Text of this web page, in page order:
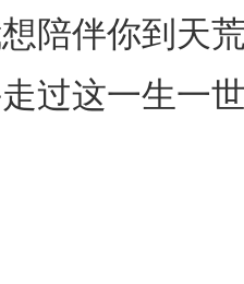
陪伴你到天
过这一生一